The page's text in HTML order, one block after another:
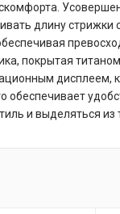
длину
покрытая
дисплеем,
и выделяться из